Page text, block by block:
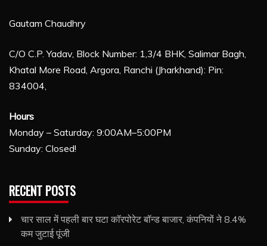
Gautam Chaudhry
C/O C.P. Yadav, Block Number: 1,3/4 BHK, Salimar Bagh,
Khatal More Road, Argora, Ranchi (Jharkhand): Pin:
834004,
Hours
Monday – Saturday: 9:00AM–5:00PM
Sunday: Closed!
RECENT POSTS
चार साल में पहली बार घटा कॉरपोरेट बॉन्ड बाजार, कंपनियों ने 8.4%
कम जुटाई पूंजी